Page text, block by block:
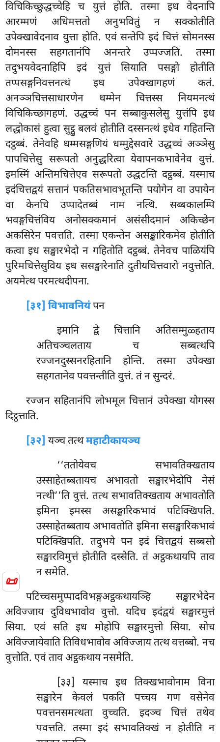
📜
विचिकिच्छुद्धच्चेहिच युत्तं होति. तस्मा इध वेदनापि
आरम्मणं अधिमत्ततो अनुभवितुं न सक्कोतीति
उपेक्खावेदनाव युत्ता होति. एवं सन्तेपि इदं चित्तं सोमनस्स
दोमनस्स सहगतानंपि अनन्तरे उप्पज्जति. तस्मा
तदुभयवेदनाहिपि इदं युत्तं सियाति पसङ्गो होतीति
तप्पसङ्गनिवत्तनत्थं इध उपेक्खागहणं कतं.
अनञ्ञचित्तसाधारणेन धम्मेन चित्तस्स नियमनत्थं
विचिकिच्छागहणं. उद्धच्चं पन सब्बाकुसलेसु युत्तंपि इध
लद्धोकासं हुत्वा सुट्ठु बलवं होतीति दस्सनत्थं इधेव गहितन्ति
दट्ठब्बं. तेनेवहि धम्मसङ्गणियं धम्मुद्देसवारे उद्धच्चं अञ्ञेसु
पापचित्तेसु सरूपतो अनुद्धरित्वा येवापनकभावेनेव वुत्तं.
इमस्मिं अन्तिमचित्तेएव सरूपतो उद्धटन्ति दट्ठब्बं. यस्माच
इदंचित्तद्वयं सत्तानं पकतिसभावभूतन्ति पयोगेन वा उपायेन
वा केनचि उप्पादेतब्बं नाम नत्थि. सब्बकालम्पि
भवङ्गचित्तंविय अनोसक्कमानं असंसीदमानं अकिच्छेन
अकसिरेन पवत्तति. तस्मा एकन्तेन असङ्खारिकमेव होतीति
कत्वा इध सङ्खारभेदो न गहितोति दट्ठब्बं. तेनेवच पाळियंपि
पुरिमचित्तेसुविय इध ससङ्खारेनाति दुतीयचित्तवारो नवुत्तोति.
अयमेत्थ परमत्थदीपना.
[३१] विभावनियंपन
इमानि द्वे चित्तानि अतिसम्मुळ्हताय
अतिचञ्चलताय च सब्बत्थपि
रज्जनदुस्सनरहितानि होन्ति. तस्मा उपेक्खा
सहगतानेव पवत्तन्तीति वुत्तं. तं न सुन्दरं.
रज्जन सहितानंपि लोभमूल चित्तानं उपेक्खा योगस्स
दिट्ठत्ताति.
[३२] यञ्च तत्थमहाटीकायञ्च
‘‘ततोयेवच सभावतिक्खताय
उस्साहेतब्बतायच अभावतो सङ्खारभेदोपि नेसं
नत्थी’’ति वुत्तं. तत्थ सभावतिक्खताय अभावतोति
इमिना इमस्स असङ्खारिकभावं पटिक्खिपति.
उस्साहेतब्बताय अभावतोति इमिना ससङ्खारिकभावं
पटिक्खिपति. तदुभये पन इदं चित्तद्वयं सब्बसो
सङ्खारविमुत्तं होतीति दस्सेति. तं अट्ठकथायपि ताव
न समेति.
पटिच्चसमुप्पादविभङ्गअट्ठकथायञ्हि सङ्खारभेदेन
अविज्जाय दुविधभावोव वुत्तो. यदिच इदंद्वयं सङ्खारमुत्तं
सिया. एवं सति इध मोहोपि सङ्खारमुत्तो सिया. सोच
अविज्जायेवाति तिविधभावोव अविज्जाय तत्थ वत्तब्बो. नच
वुत्तोति. एवं ताव अट्ठकथाय नसमेति.
[३३] यस्माच इध तिक्खभावोनाम विना
सङ्खारेन केवलं पकति पच्चय गण वसेनेव
पवत्तनसमत्थता वुच्चति. इदञ्च चित्तं तथेव
पवत्तति. तस्मा इदं सभावतिक्खं न होतीति न